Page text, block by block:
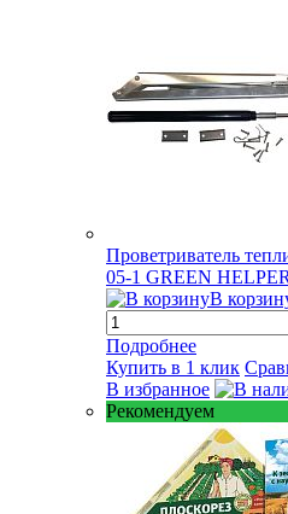
Проветриватель
05-1 GREEN
В
Подробнее
Купить в 1 клик
В избранное
Рекомендуем